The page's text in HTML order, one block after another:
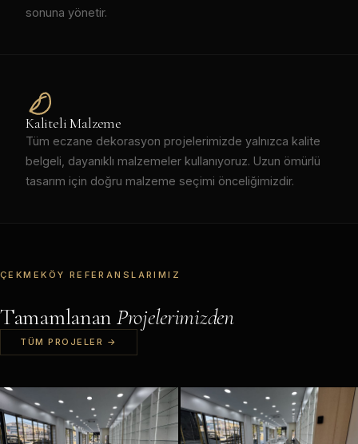
sonuna yönetir.
Kaliteli Malzeme
Tüm eczane dekorasyon projelerimizde yalnızca kalite
belgeli, dayanıklı malzemeler kullanıyoruz. Uzun ömürlü
tasarım için doğru malzeme seçimi önceliğimizdir.
ÇEKMEKÖY REFERANSLARIMIZ
Tamamlanan Projelerimizden
TÜM PROJELER →